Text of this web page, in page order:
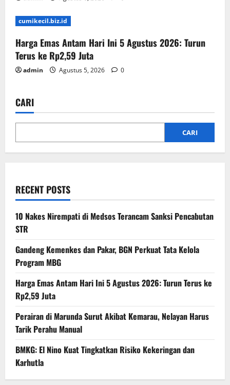
cumikecil.biz.id
Harga Emas Antam Hari Ini 5 Agustus 2026: Turun
Terus ke Rp2,59 Juta
admin Agustus 5, 2026 0
CARI
CARI
RECENT POSTS
10 Nakes Nirempati di Medsos Terancam Sanksi Pencabutan
STR
Gandeng Kemenkes dan Pakar, BGN Perkuat Tata Kelola
Program MBG
Harga Emas Antam Hari Ini 5 Agustus 2026: Turun Terus ke
Rp2,59 Juta
Perairan di Marunda Surut Akibat Kemarau, Nelayan Harus
Tarik Perahu Manual
BMKG: El Nino Kuat Tingkatkan Risiko Kekeringan dan
Karhutla